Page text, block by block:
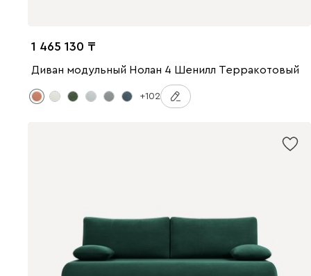
1 465 130
Диван модульный Нолан 4 Шенилл Терракотовый
+102